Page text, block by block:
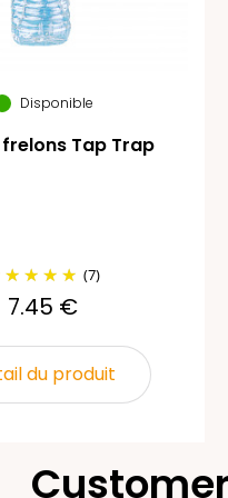
Disponible
frelons Tap Trap
(7)
7.45 €
du produit